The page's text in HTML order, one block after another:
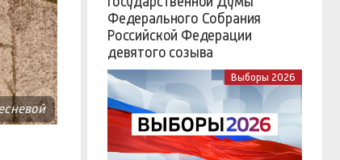
Федерального Собрания
Российской Федерации
девятого созыва
Выборы 2026